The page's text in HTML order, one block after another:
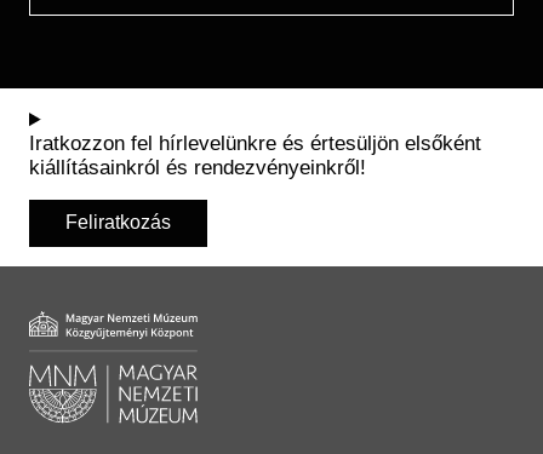
Iratkozzon fel hírlevelünkre és értesüljön elsőként
kiállításainkról és rendezvényeinkről!
Feliratkozás